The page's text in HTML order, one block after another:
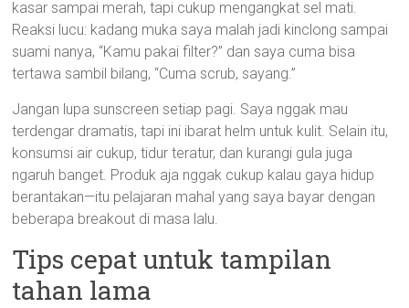
kasar sampai merah, tapi cukup mengangkat sel mati.
Reaksi lucu: kadang muka saya malah jadi kinclong sampai
suami nanya, “Kamu pakai filter?” dan saya cuma bisa
tertawa sambil bilang, “Cuma scrub, sayang.”
Jangan lupa sunscreen setiap pagi. Saya nggak mau
terdengar dramatis, tapi ini ibarat helm untuk kulit. Selain itu,
konsumsi air cukup, tidur teratur, dan kurangi gula juga
ngaruh banget. Produk aja nggak cukup kalau gaya hidup
berantakan—itu pelajaran mahal yang saya bayar dengan
beberapa breakout di masa lalu.
Tips cepat untuk tampilan
tahan lama